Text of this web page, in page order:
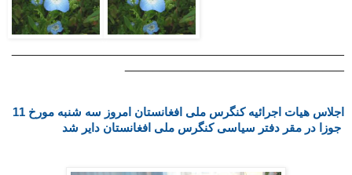
اجلاس هیات اجرائیه کنگرس ملی افغانستان امروز سه شنبه مورخ 11